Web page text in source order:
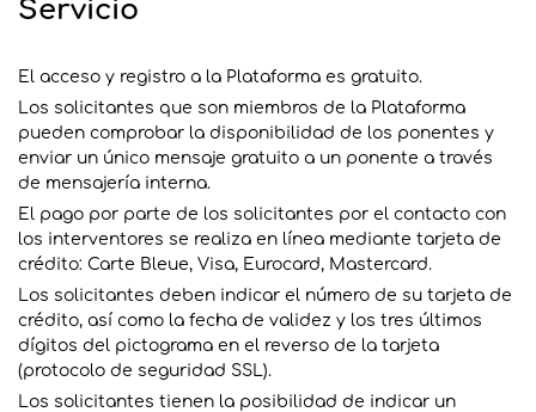
Servicio
El acceso y registro a la Plataforma es gratuito.
Los solicitantes que son miembros de la Plataforma
pueden comprobar la disponibilidad de los ponentes y
enviar un único mensaje gratuito a un ponente a través
de mensajería interna.
El pago por parte de los solicitantes por el contacto con
los interventores se realiza en línea mediante tarjeta de
crédito: Carte Bleue, Visa, Eurocard, Mastercard.
Los solicitantes deben indicar el número de su tarjeta de
crédito, así como la fecha de validez y los tres últimos
dígitos del pictograma en el reverso de la tarjeta
(protocolo de seguridad SSL).
Los solicitantes tienen la posibilidad de indicar un